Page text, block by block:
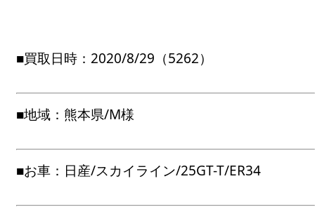
■買取日時：2020/8/29（5262）
■地域：熊本県/M様
■お車：日産/スカイライン/25GT-T/ER34